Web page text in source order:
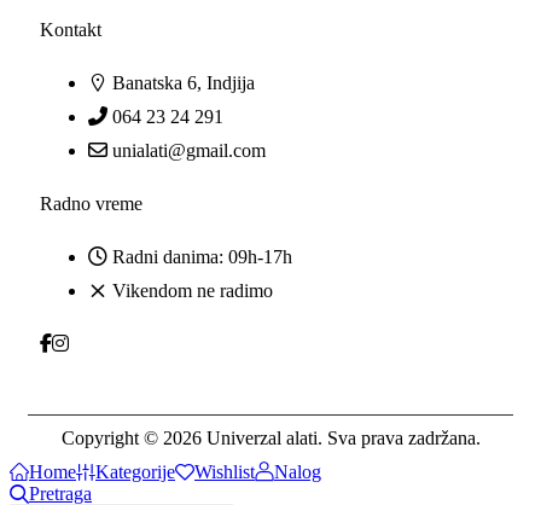
Kontakt
Banatska 6, Indjija
064 23 24 291
unialati@gmail.com
Radno vreme
Radni danima: 09h-17h
Vikendom ne radimo
Copyright © 2026 Univerzal alati. Sva prava zadržana.
Home
Kategorije Wishlist
Nalog
Pretraga